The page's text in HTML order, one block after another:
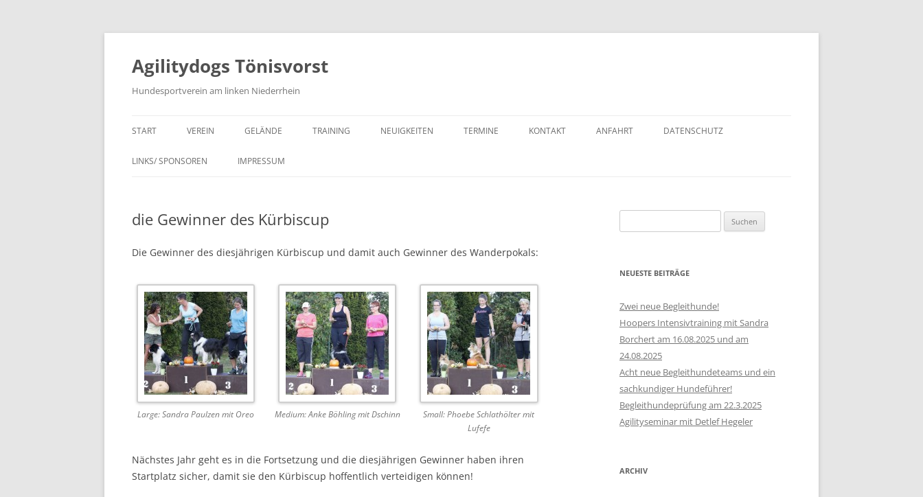
Agilitydogs Tönisvorst
Hundesportverein am linken Niederrhein
Inhalt
START VEREIN GELÄNDE TRAINING NEUIGKEITEN TERMINE KONTAKT ANFAHRT DATENSCHUTZ
LINKS/ SPONSOREN IMPRESSUM
die Gewinner des Kürbiscup
Die Gewinner des diesjährigen Kürbiscup und damit auch Gewinner des Wanderpokals:
Large: Sandra Paulzen mit Oreo Medium: Anke Böhling mit Dschinn
Small: Phoebe Schlathölter mit
Lufefe
Nächstes Jahr geht es in die Fortsetzung und die diesjährigen Gewinner haben ihren
Startplatz sicher, damit sie den Kürbiscup hoffentlich verteidigen können!
nach:
NEUESTE BEITRÄGE
Zwei neue Begleithunde!
Hoopers Intensivtraining mit Sandra
Borchert am 16.08.2025 und am
24.08.2025
Acht neue Begleithundeteams und ein
sachkundiger Hundeführer!
Begleithundeprüfung am 22.3.2025
Agilityseminar mit Detlef Hegeler
ARCHIV